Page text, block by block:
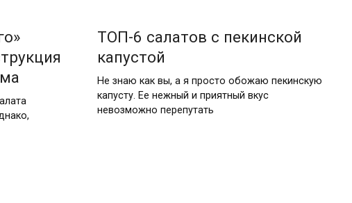
ТОП-6 салатов с пекинской
капустой
Не знаю как вы, а я просто обожаю пекинскую
капусту. Ее нежный и приятный вкус
невозможно перепутать